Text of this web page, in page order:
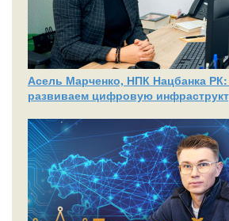
Асель Марченко, НПК Нацбанка РК:
развиваем цифровую